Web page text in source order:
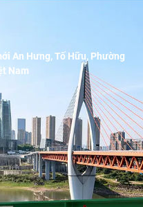
An Hưng, Tố Hữu, Phường
Nam